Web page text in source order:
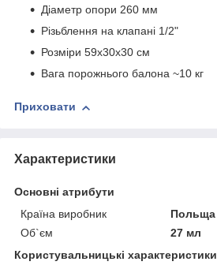
Діаметр опори 260 мм
Різьблення на клапані 1/2"
Розміри 59х30х30 см
Вага порожнього балона ~10 кг
Приховати
Характеристики
Основні атрибути
Країна виробник
Польща
Об`єм
27 мл
Користувальницькі характеристики